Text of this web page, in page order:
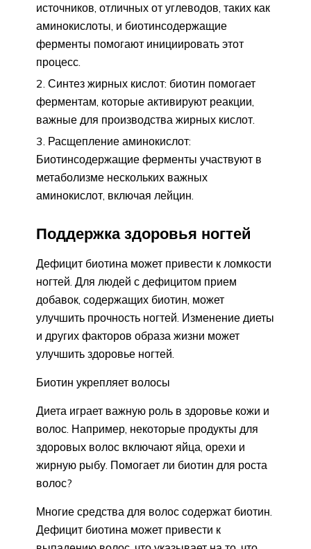
источников, отличных от углеводов, таких как
аминокислоты, и биотинсодержащие
ферменты помогают инициировать этот
процесс.
Синтез жирных кислот: биотин помогает
ферментам, которые активируют реакции,
важные для производства жирных кислот.
Расщепление аминокислот:
Биотинсодержащие ферменты участвуют в
метаболизме нескольких важных
аминокислот, включая лейцин.
Поддержка здоровья ногтей
Дефицит биотина может привести к ломкости
ногтей. Для людей с дефицитом прием
добавок, содержащих биотин, может
улучшить прочность ногтей. Изменение диеты
и других факторов образа жизни может
улучшить здоровье ногтей.
Биотин укрепляет волосы
Диета играет важную роль в здоровье кожи и
волос. Например, некоторые продукты для
здоровых волос включают яйца, орехи и
жирную рыбу. Помогает ли биотин для роста
волос?
Многие средства для волос содержат биотин.
Дефицит биотина может привести к